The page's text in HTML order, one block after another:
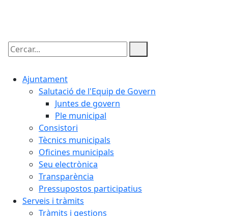
Cercar:
Ajuntament
Salutació de l'Equip de Govern
Juntes de govern
Ple municipal
Consistori
Tècnics municipals
Oficines municipals
Seu electrònica
Transparència
Pressupostos participatius
Serveis i tràmits
Tràmits i gestions